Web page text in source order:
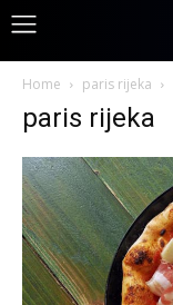
Home paris rijeka
paris rijeka